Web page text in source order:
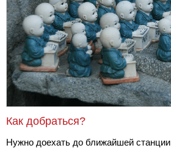
Как добраться?
Нужно доехать до ближайшей станции